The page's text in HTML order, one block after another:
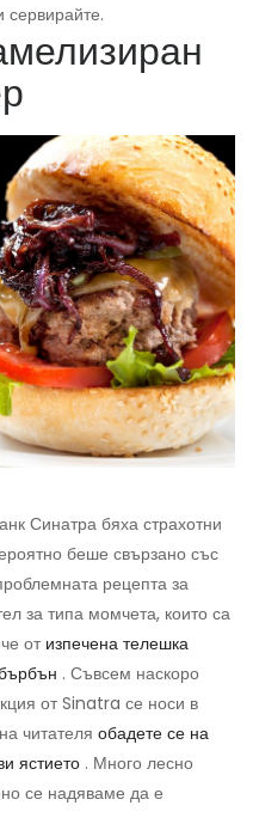
сервирайте.
Синатра бяха страхотни
беше свързано със
рецепта за
за типа момчета, които са
от изпечена телешка
. Съвсем наскоро
от Sinatra се носи в
читателя обадете се на
ястието . Много лесно
се надяваме да е